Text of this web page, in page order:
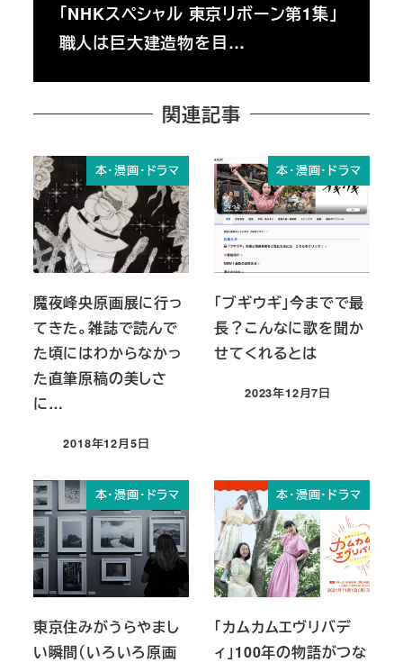
「NHKスペシャル 東京リボーン第1集」
職人は巨大建造物を目…
関連記事
本・漫画・ドラマ
魔夜峰央原画展に行っ
てきた。雑誌で読んで
た頃にはわからなかっ
た直筆原稿の美しさ
に…
投稿日
2018年12月5日
本・漫画・ドラマ
「ブギウギ」今までで最
長？こんなに歌を聞か
せてくれるとは
投稿日
2023年12月7日
本・漫画・ドラマ
東京住みがうらやまし
い瞬間（いろいろ原画
本・漫画・ドラマ
「カムカムエヴリバデ
ィ」100年の物語がつな